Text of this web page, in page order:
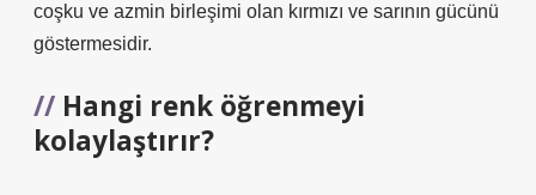
coşku ve azmin birleşimi olan kırmızı ve sarının gücünü
göstermesidir.
Hangi renk öğrenmeyi
kolaylaştırır?